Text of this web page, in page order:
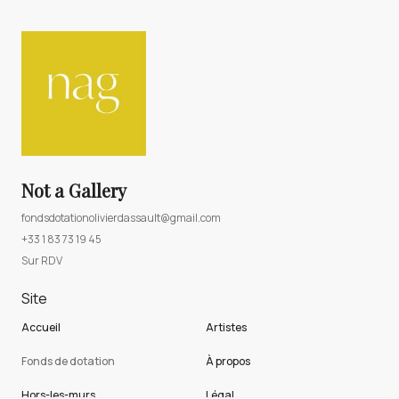
Not a Gallery
fondsdotationolivierdassault@gmail.com
+33 1 83 73 19 45
Sur RDV
Site
Accueil
Fonds de dotation
Hors-les-murs
Artistes
À propos
Légal